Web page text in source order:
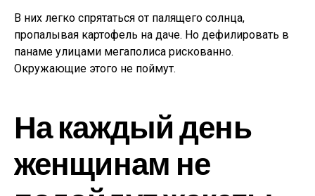
В них легко спрятаться от палящего солнца,
пропалывая картофель на даче. Но дефилировать в
панаме улицами мегаполиса рискованно.
Окружающие этого не поймут.
На каждый день
женщинам не